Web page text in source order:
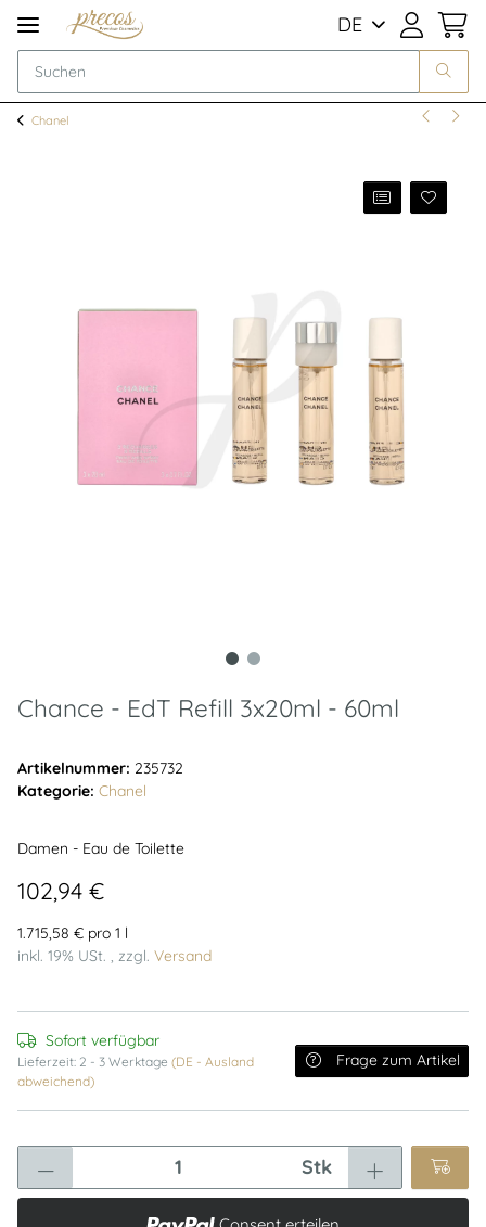
DE
Chanel
Chance - EdT Refill 3x20ml - 60ml
Artikelnummer: 235732
Kategorie: Chanel
Damen - Eau de Toilette
102,94 €
1.715,58 € pro 1 l
inkl. 19% USt. , zzgl. Versand
Sofort verfügbar
Lieferzeit: 2 - 3 Werktage (DE - Ausland
abweichend)
Frage zum Artikel
Stk